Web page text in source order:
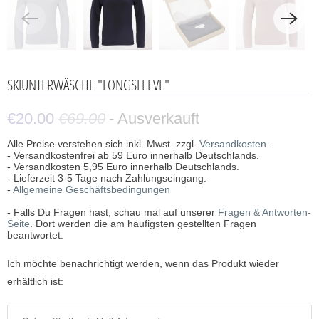
SKIUNTERWÄSCHE "LONGSLEEVE"
€20.00 €69.00 - Ausverkauft
Alle Preise verstehen sich inkl. Mwst. zzgl. Versandkosten.
- Versandkostenfrei ab 59 Euro innerhalb Deutschlands.
- Versandkosten 5,95 Euro innerhalb Deutschlands.
- Lieferzeit 3-5 Tage nach Zahlungseingang.
- Allgemeine Geschäftsbedingungen
- Falls Du Fragen hast, schau mal auf unserer Fragen & Antworten-
Seite. Dort werden die am häufigsten gestellten Fragen
beantwortet.
B
e
Ich möchte benachrichtigt werden, wenn das Produkt wieder
erhältlich ist: